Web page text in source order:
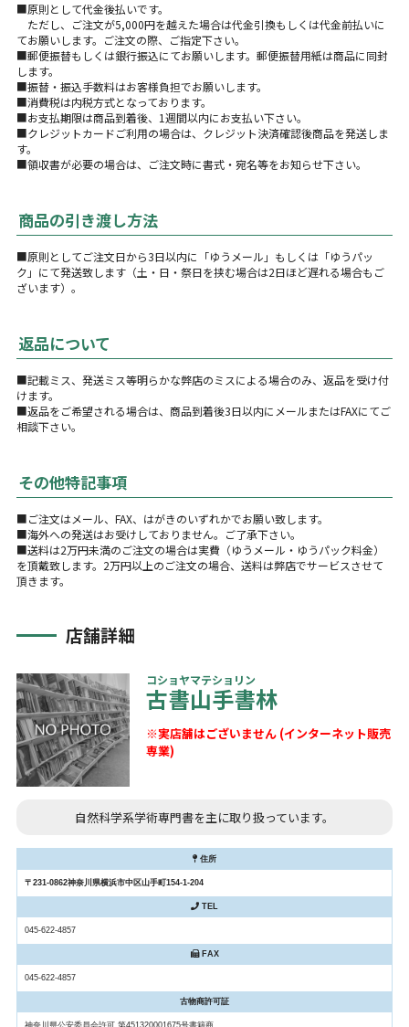
■原則として代金後払いです。
ただし、ご注文が5,000円を越えた場合は代金引換もしくは代金前払いに
てお願いします。ご注文の際、ご指定下さい。
■郵便振替もしくは銀行振込にてお願いします。郵便振替用紙は商品に同封
します。
■振替・振込手数料はお客様負担でお願いします。
■消費税は内税方式となっております。
■お支払期限は商品到着後、1週間以内にお支払い下さい。
■クレジットカードご利用の場合は、クレジット決済確認後商品を発送しま
す。
■領収書が必要の場合は、ご注文時に書式・宛名等をお知らせ下さい。
商品の引き渡し方法
■原則としてご注文日から3日以内に「ゆうメール」もしくは「ゆうパッ
ク」にて発送致します（土・日・祭日を挟む場合は2日ほど遅れる場合もご
ざいます）。
返品について
■記載ミス、発送ミス等明らかな弊店のミスによる場合のみ、返品を受け付
けます。
■返品をご希望される場合は、商品到着後3日以内にメールまたはFAXにてご
相談下さい。
その他特記事項
■ご注文はメール、FAX、はがきのいずれかでお願い致します。
■海外への発送はお受けしておりません。ご了承下さい。
■送料は2万円未満のご注文の場合は実費（ゆうメール・ゆうパック料金）
を頂戴致します。2万円以上のご注文の場合、送料は弊店でサービスさせて
頂きます。
店舗詳細
コショヤマテショリン
古書山手書林
※実店舗はございません (インターネット販売
専業)
自然科学系学術専門書を主に取り扱っています。
住所
〒231-0862神奈川県横浜市中区山手町154-1-204
TEL
045-622-4857
FAX
045-622-4857
古物商許可証
神奈川県公安委員会許可 第451320001675号書籍商